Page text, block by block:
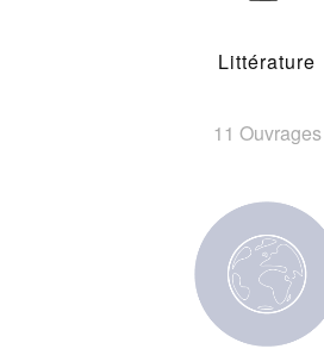
Littérature
11 Ouvrages